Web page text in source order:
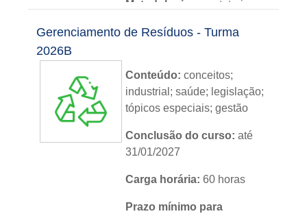
Metodologia: sem tutoria
Instituição:IFRS
Idioma:português
Gerenciamento de Resíduos - Turma
2026B
Conteúdo:conceitos;
industrial; saúde; legislação;
tópicos especiais; gestão
Conclusão do curso: até
31/01/2027
Carga horária: 60 horas
Prazo mínimo para